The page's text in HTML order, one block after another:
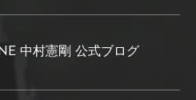
中村憲剛 公式ブログ